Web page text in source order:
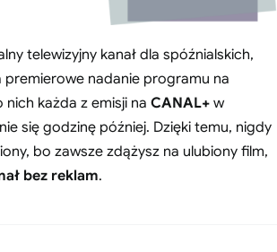
telewizyjny kanał dla spóźnialskich,
premierowe nadanie programu na
nich każda z emisji na CANAL+w
się godzinę później. Dzięki temu, nigdy
bo zawsze zdążysz na ulubiony film,
bez reklam.